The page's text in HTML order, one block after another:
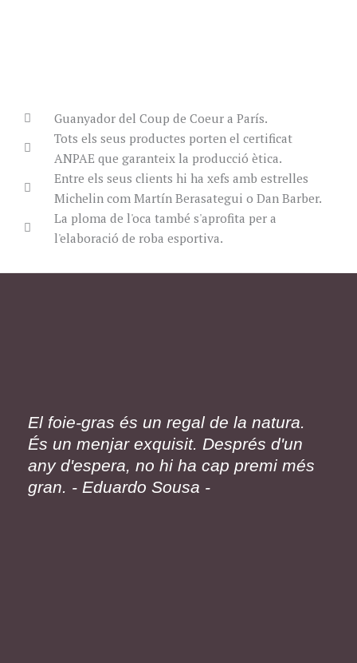
Guanyador del Coup de Coeur a París.
Tots els seus productes porten el certificat
ANPAE que garanteix la producció ètica.
Entre els seus clients hi ha xefs amb estrelles
Michelin com Martín Berasategui o Dan Barber.
La ploma de l'oca també s'aprofita per a
l'elaboració de roba esportiva.
El foie-gras és un regal de la natura.
És un menjar exquisit. Després d'un
any d'espera, no hi ha cap premi més
gran. - Eduardo Sousa -